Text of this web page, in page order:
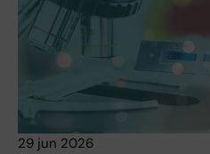
29 jun 2026